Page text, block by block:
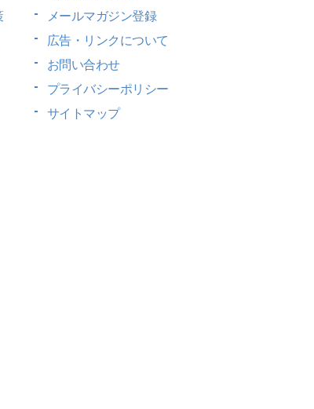
メールマガジン登録
広告・リンクについて
お問い合わせ
プライバシーポリシー
サイトマップ